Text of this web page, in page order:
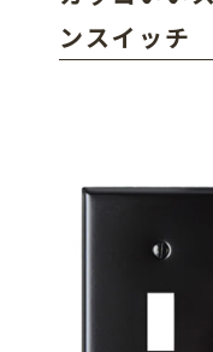
ンスイッチ